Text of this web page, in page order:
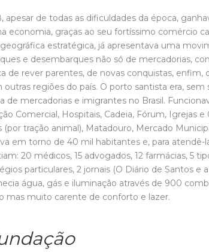
apesar de todas as dificuldades da época,
economia, graças ao seu fortíssimo comércio
estratégica, já apresentava uma
e desembarques não só de mercadorias,
de rever parentes, de novas conquistas, enfim,
regiões do país. O porto santista era,
de mercadorias e imigrantes no Brasil.
Comercial, Hospitais, Cadeia, Fórum, Igrejas
(por tração animal), Matadouro, Mercado
em torno de 40 mil habitantes e, para atendê-
20 médicos, 15 advogados, 12 farmácias, 5
particulares, 2 jornais (O Diário de Santos e
água, gás e iluminação através de 900
mas muito carente de conforto e lazer.